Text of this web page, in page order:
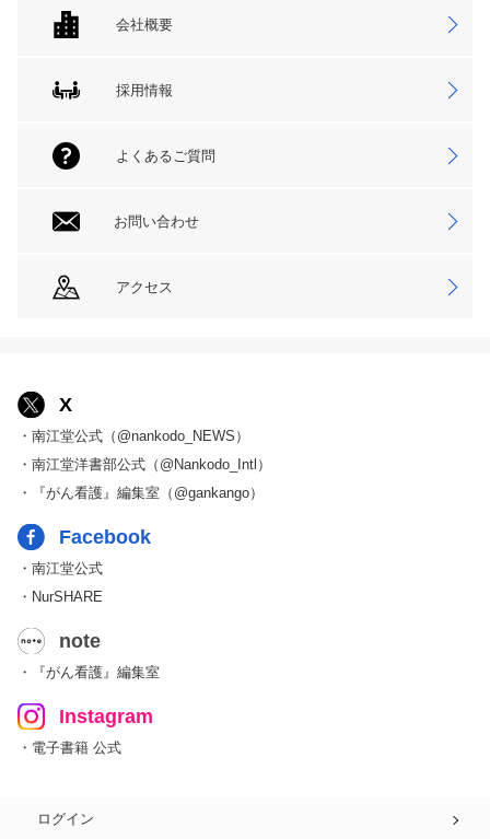
会社概要
採用情報
よくあるご質問
お問い合わせ
アクセス
X
・南江堂公式（@nankodo_NEWS）
・南江堂洋書部公式（@Nankodo_Intl）
・『がん看護』編集室（@gankango）
Facebook
・南江堂公式
・NurSHARE
note
・『がん看護』編集室
Instagram
・電子書籍 公式
ログイン